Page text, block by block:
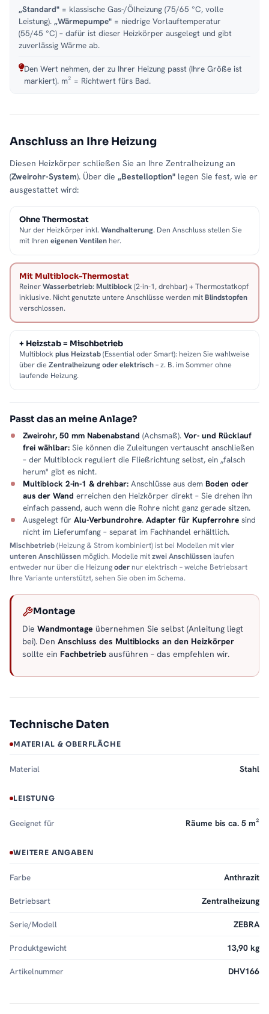
„Standard" = klassische Gas-/Ölheizung (75/65 °C, volle
Leistung). „Wärmepumpe" = niedrige Vorlauftemperatur
(55/45 °C) – dafür ist dieser Heizkörper ausgelegt und gibt
zuverlässig Wärme ab.
Den Wert nehmen, der zu Ihrer Heizung passt (Ihre Größe ist
markiert). m² = Richtwert fürs Bad.
Anschluss an Ihre Heizung
Diesen Heizkörper schließen Sie an Ihre Zentralheizung an
(Zweirohr-System). Über die „Bestelloption" legen Sie fest, wie er
ausgestattet wird:
Ohne Thermostat
Nur der Heizkörper inkl. Wandhalterung. Den Anschluss stellen Sie
mit Ihren eigenen Ventilen her.
Mit Multiblock-Thermostat
ReinerWasserbetrieb: Multiblock(2-in-1, drehbar) + Thermostatkopf
inklusive. Nicht genutzte untere Anschlüsse werden mitBlindstopfen
verschlossen.
+ Heizstab = Mischbetrieb
Multiblock plus Heizstab(Essential oder Smart): heizen Sie wahlweise
über die Zentralheizung oder elektrisch– z. B. im Sommer ohne
laufende Heizung.
Passt das an meine Anlage?
Zweirohr, 50 mm Nabenabstand (Achsmaß). Vor- und Rücklauf
frei wählbar: Sie können die Zuleitungen vertauscht anschließen
– der Multiblock reguliert die Fließrichtung selbst, ein „falsch
herum" gibt es nicht.
Multiblock 2-in-1 & drehbar: Anschlüsse aus dem Boden oder
aus der Wand erreichen den Heizkörper direkt – Sie drehen ihn
einfach passend, auch wenn die Rohre nicht ganz gerade sitzen.
Ausgelegt für Alu-Verbundrohre. Adapter für Kupferrohre sind
nicht im Lieferumfang – separat im Fachhandel erhältlich.
Mischbetrieb(Heizung & Strom kombiniert) ist bei Modellen mitvier
unteren Anschlüssen möglich. Modelle mitzwei Anschlüssen laufen
entweder nur über die Heizungoder nur elektrisch – welche Betriebsart
Ihre Variante unterstützt, sehen Sie oben im Schema.
Montage
Die Wandmontage übernehmen Sie selbst (Anleitung liegt
bei). Den Anschluss des Multiblocks an den Heizkörper
sollte ein Fachbetrieb ausführen – das empfehlen wir.
Technische Daten
MATERIAL & OBERFLÄCHE
Material Stahl
LEISTUNG
Geeignet für Räume bis ca. 5 m²
WEITERE ANGABEN
Farbe Anthrazit
Betriebsart Zentralheizung
Serie/Modell ZEBRA
Produktgewicht 13,90 kg
Artikelnummer DHV166